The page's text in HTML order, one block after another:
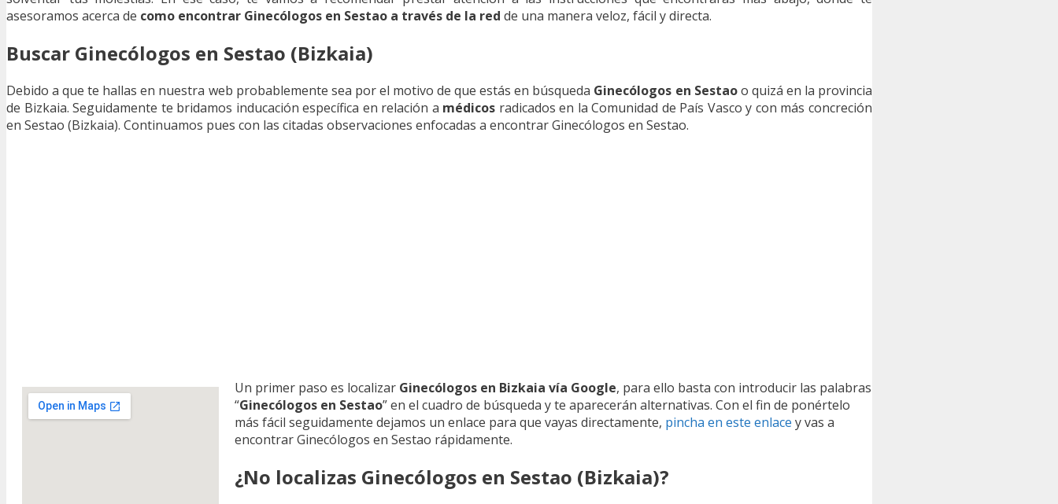
asesoramos acerca de como encontrar Ginecólogos en Sestao a través de la red de una manera veloz, fácil y directa.
Buscar Ginecólogos en Sestao (Bizkaia)
Debido a que te hallas en nuestra web probablemente sea por el motivo de que estás en búsqueda Ginecólogos en Sestaoo quizá en la provincia
de Bizkaia. Seguidamente te bridamos inducación específica en relación a médicos radicados en la Comunidad de País Vasco y con más concreción
en Sestao (Bizkaia). Continuamos pues con las citadas observaciones enfocadas a encontrar Ginecólogos en Sestao.
Un primer paso es localizar Ginecólogos en Bizkaia vía Google, para ello basta con introducir las palabras
“Ginecólogos en Sestao” en el cuadro de búsqueda y te aparecerán alternativas. Con el fin de ponértelo
más fácil seguidamente dejamos un enlace para que vayas directamente, pincha en este enlace y vas a
encontrar Ginecólogos en Sestao rápidamente.
¿No localizas Ginecólogos en Sestao (Bizkaia)?